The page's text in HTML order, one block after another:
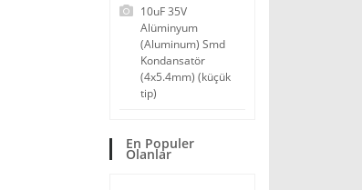
10uF 35V
Alüminyum
(Aluminum) Smd
Kondansatör
(4x5.4mm) (küçük
tip)
En Populer
Olanlar